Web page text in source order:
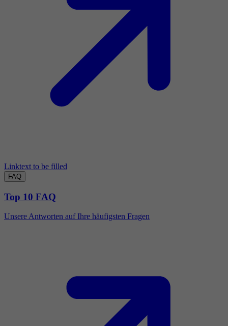
Linktext to be filled
FAQ
Top 10 FAQ
Unsere Antworten auf Ihre häufigsten Fragen